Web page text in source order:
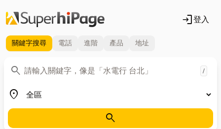
login登入
關鍵字搜尋 電話 進階 產品 地址
search
關鍵字 /
place
地區
search